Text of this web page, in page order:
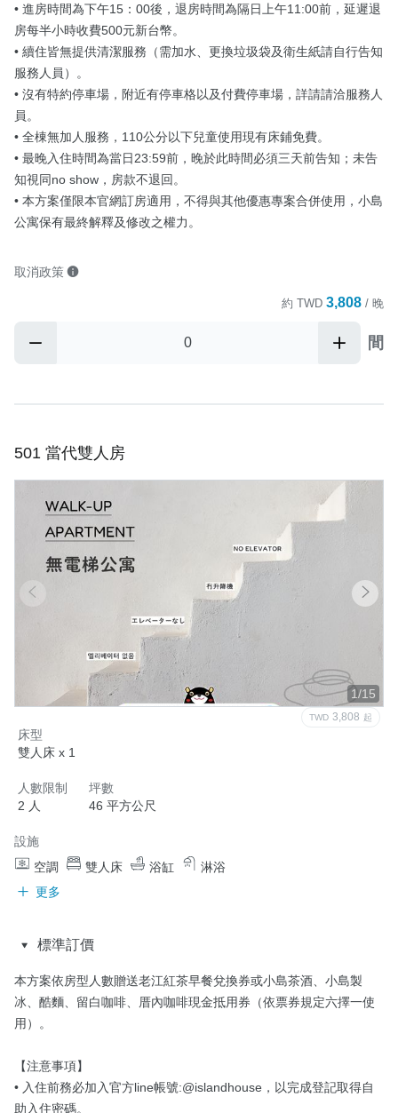
• 進房時間為下午15：00後，退房時間為隔日上午11:00前，延遲退
房每半小時收費500元新台幣。
• 續住皆無提供清潔服務（需加水、更換垃圾袋及衛生紙請自行告知
服務人員）。
• 沒有特約停車場，附近有停車格以及付費停車場，詳請請洽服務人
員。
• 全棟無加人服務，110公分以下兒童使用現有床鋪免費。
• 最晚入住時間為當日23:59前，晚於此時間必須三天前告知；未告
知視同no show，房款不退回。
• 本方案僅限本官網訂房適用，不得與其他優惠專案合併使用，小島
公寓保有最終解釋及修改之權力。
取消政策
約 TWD 3,808 / 晚
間
501 當代雙人房
1/15
TWD 3,808 起
床型
雙人床 x 1
人數限制
2 人
坪數
46 平方公尺
設施
空調
雙人床 浴缸
淋浴
更多
標準訂價
本方案依房型人數贈送老江紅茶早餐兌換券或小島茶酒、小島製
冰、酷麵、留白咖啡、厝內咖啡現金抵用券（依票券規定六擇一使
用）。
【注意事項】
• 入住前務必加入官方line帳號:@islandhouse，以完成登記取得自
助入住密碼。